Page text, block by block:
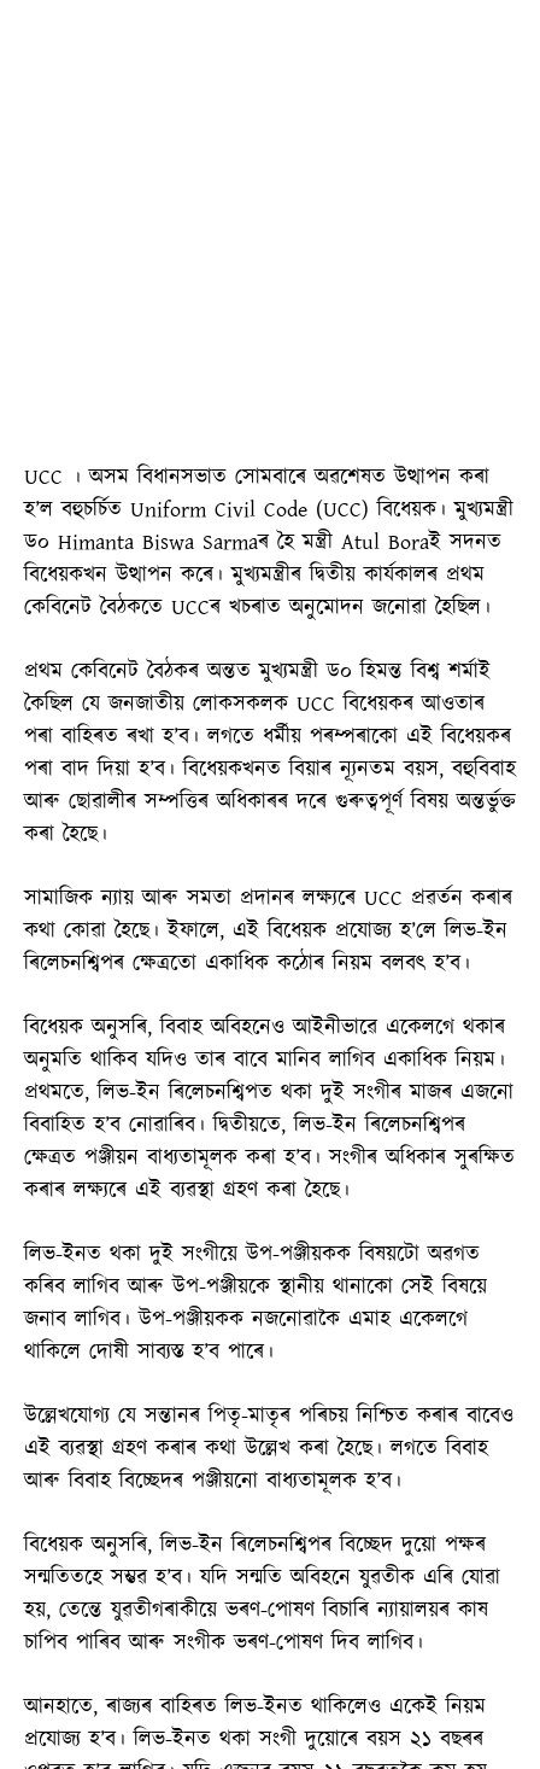
UCC । অসম বিধানসভাত সোমবাৰে অৱশেষত উত্থাপন কৰা
হ’ল বহুচৰ্চিত Uniform Civil Code (UCC) বিধেয়ক। মুখ্যমন্ত্ৰী
ড০ Himanta Biswa Sarmaৰ হৈ মন্ত্ৰী Atul Boraই সদনত
বিধেয়কখন উত্থাপন কৰে। মুখ্যমন্ত্ৰীৰ দ্বিতীয় কাৰ্যকালৰ প্ৰথম
কেবিনেট বৈঠকতে UCCৰ খচৰাত অনুমোদন জনোৱা হৈছিল।
প্ৰথম কেবিনেট বৈঠকৰ অন্তত মুখ্যমন্ত্ৰী ড০ হিমন্ত বিশ্ব শৰ্মাই
কৈছিল যে জনজাতীয় লোকসকলক UCC বিধেয়কৰ আওতাৰ
পৰা বাহিৰত ৰখা হ’ব। লগতে ধৰ্মীয় পৰম্পৰাকো এই বিধেয়কৰ
পৰা বাদ দিয়া হ’ব। বিধেয়কখনত বিয়াৰ ন্যূনতম বয়স, বহুবিবাহ
আৰু ছোৱালীৰ সম্পত্তিৰ অধিকাৰৰ দৰে গুৰুত্বপূৰ্ণ বিষয় অন্তৰ্ভুক্ত
কৰা হৈছে।
সামাজিক ন্যায় আৰু সমতা প্ৰদানৰ লক্ষ্যৰে UCC প্ৰৱৰ্তন কৰাৰ
কথা কোৱা হৈছে। ইফালে, এই বিধেয়ক প্ৰযোজ্য হ’লে লিভ-ইন
ৰিলেচনশ্বিপৰ ক্ষেত্ৰতো একাধিক কঠোৰ নিয়ম বলবৎ হ’ব।
বিধেয়ক অনুসৰি, বিবাহ অবিহনেও আইনীভাৱে একেলগে থকাৰ
অনুমতি থাকিব যদিও তাৰ বাবে মানিব লাগিব একাধিক নিয়ম।
প্ৰথমতে, লিভ-ইন ৰিলেচনশ্বিপত থকা দুই সংগীৰ মাজৰ এজনো
বিবাহিত হ’ব নোৱাৰিব। দ্বিতীয়তে, লিভ-ইন ৰিলেচনশ্বিপৰ
ক্ষেত্ৰত পঞ্জীয়ন বাধ্যতামূলক কৰা হ’ব। সংগীৰ অধিকাৰ সুৰক্ষিত
কৰাৰ লক্ষ্যৰে এই ব্যৱস্থা গ্ৰহণ কৰা হৈছে।
লিভ-ইনত থকা দুই সংগীয়ে উপ-পঞ্জীয়কক বিষয়টো অৱগত
কৰিব লাগিব আৰু উপ-পঞ্জীয়কে স্থানীয় থানাকো সেই বিষয়ে
জনাব লাগিব। উপ-পঞ্জীয়কক নজনোৱাকৈ এমাহ একেলগে
থাকিলে দোষী সাব্যস্ত হ’ব পাৰে।
উল্লেখযোগ্য যে সন্তানৰ পিতৃ-মাতৃৰ পৰিচয় নিশ্চিত কৰাৰ বাবেও
এই ব্যৱস্থা গ্ৰহণ কৰাৰ কথা উল্লেখ কৰা হৈছে। লগতে বিবাহ
আৰু বিবাহ বিচ্ছেদৰ পঞ্জীয়নো বাধ্যতামূলক হ’ব।
বিধেয়ক অনুসৰি, লিভ-ইন ৰিলেচনশ্বিপৰ বিচ্ছেদ দুয়ো পক্ষৰ
সন্মতিতহে সম্ভৱ হ’ব। যদি সন্মতি অবিহনে যুৱতীক এৰি যোৱা
হয়, তেন্তে যুৱতীগৰাকীয়ে ভৰণ-পোষণ বিচাৰি ন্যায়ালয়ৰ কাষ
চাপিব পাৰিব আৰু সংগীক ভৰণ-পোষণ দিব লাগিব।
আনহাতে, ৰাজ্যৰ বাহিৰত লিভ-ইনত থাকিলেও একেই নিয়ম
প্ৰযোজ্য হ’ব। লিভ-ইনত থকা সংগী দুয়োৰে বয়স ২১ বছৰৰ